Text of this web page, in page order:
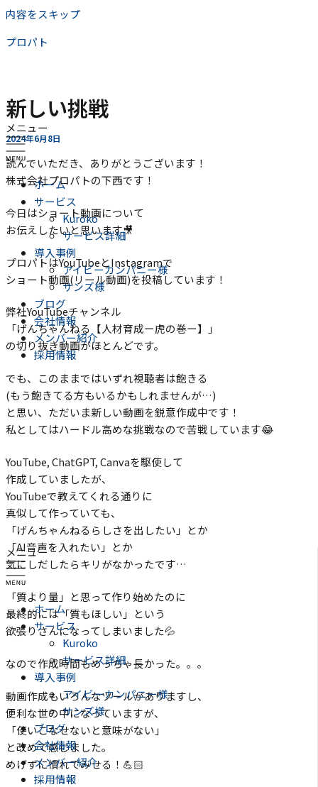
内容をスキップ
プロパト
メニュー
ホーム
サービス
Kuroko
サービス詳細
導入事例
アイビーカンパニー様
サンズ様
ブログ
会社情報
メンバー紹介
採用情報
メニュー
ホーム
サービス
Kuroko
サービス詳細
導入事例
アイビーカンパニー様
サンズ様
ブログ
会社情報
メンバー紹介
採用情報
新しい挑戦
2024年6月8日
読んでいただき、ありがとうございます！
株式会社プロパトの下西です！
今日はショート動画について
お伝えしたいと思います🎥
プロパトはYouTubeとInstagramで
ショート動画(リール動画)を投稿しています！
弊社YouTubeチャンネル
「げんちゃんねる【人材育成ー虎の巻ー】」
の切り抜き動画がほとんどです。
でも、このままではいずれ視聴者は飽きる
(もう飽きてる方もいるかもしれませんが…)
と思い、ただいま新しい動画を鋭意作成中です！
私としてはハードル高めな挑戦なので苦戦しています😂
YouTube, ChatGPT, Canvaを駆使して
作成していましたが、
YouTubeで教えてくれる通りに
真似して作っていても、
「げんちゃんねるらしさを出したい」とか
「AI音声を入れたい」とか
気にしだしたらキリがなかったです…
「質より量」と思って作り始めたのに
最終的には「質もほしい」という
欲張りさんになってしまいました💦
なので作成時間もめっちゃ長かった。。。
動画作成もいろんなツールがありますし、
便利な世の中になっていますが、
「使いこなせないと意味がない」
と改めて感じました。
めげずに慣れてみせる！💪🏻